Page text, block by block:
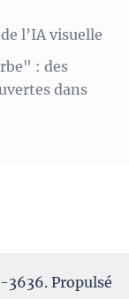
l’IA visuelle
: des
dans
3636. Propulsé